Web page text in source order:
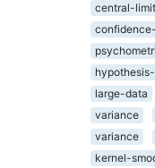
central-
large-data
variance
variance
kernel-